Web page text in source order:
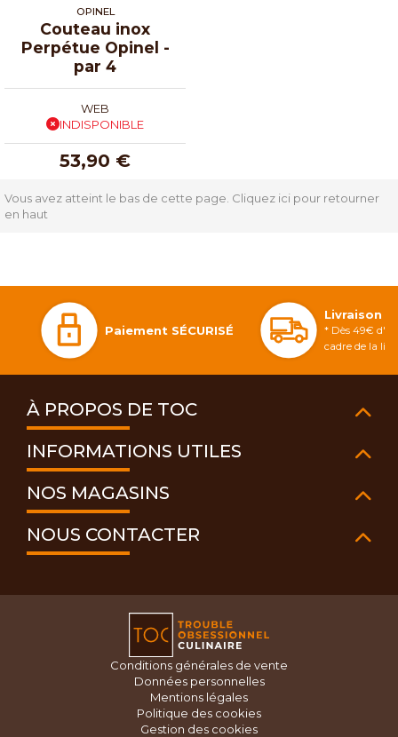
OPINEL
Couteau inox
Perpétue Opinel -
par 4
WEB
INDISPONIBLE
53,90 €
Vous avez atteint le bas de cette page. Cliquez ici pour retourner
en haut
Paiement SÉCURISÉ
Livraison
* Dès 49€
cadre de la
À PROPOS DE TOC
INFORMATIONS UTILES
NOS MAGASINS
NOUS CONTACTER
Conditions générales de vente
Données personnelles
Mentions légales
Politique des cookies
Gestion des cookies